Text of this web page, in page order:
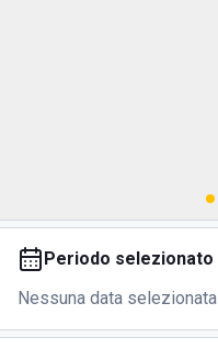
Periodo selezionato
Nessuna data selezionata